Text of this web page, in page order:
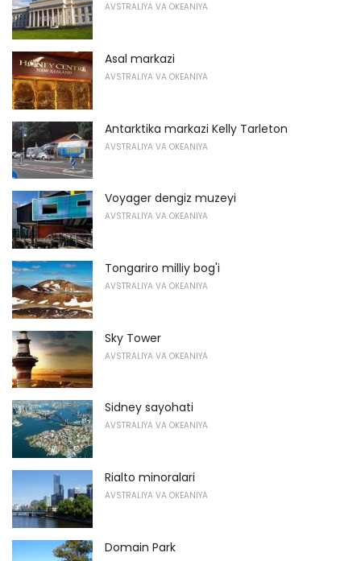
AVSTRALIYA VA OKEANIYA
Asal markazi
AVSTRALIYA VA OKEANIYA
Antarktika markazi Kelly Tarleton
AVSTRALIYA VA OKEANIYA
Voyager dengiz muzeyi
AVSTRALIYA VA OKEANIYA
Tongariro milliy bog'i
AVSTRALIYA VA OKEANIYA
Sky Tower
AVSTRALIYA VA OKEANIYA
Sidney sayohati
AVSTRALIYA VA OKEANIYA
Rialto minoralari
AVSTRALIYA VA OKEANIYA
Domain Park